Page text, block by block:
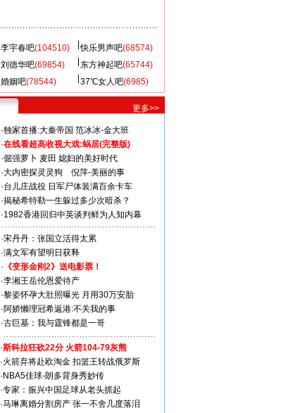
李宇春吧(104510) 快乐男声吧(68574)
刘德华吧(69854) 东方神起吧(65744)
婚姻吧(78544) 37℃女人吧(6985)
更多>>
·独家首播:大秦帝国 范冰冰-金大班
·在线看超高收视大戏:蜗居(完整版)
·倔强萝卜 麦田 媳妇的美好时代
·大内密探灵灵狗
倪萍-美丽的事
·台儿庄战役 日军尸体装满百余卡车
·揭秘希特勒一生躲过多少次暗杀？
·1982香港回归中英谈判鲜为人知内幕
·宋丹丹：张国立活得太累
·满文军有望明日获释
· 《变形金刚2》送电影票！
·李湘王岳伦恩爱待产
·黎姿怀孕大肚照曝光 月用30万安胎
·阿娇懒理冠希返港:不关我的事
·古巨基：我与霆锋都是一哥
·斯科拉狂砍22分 火箭104-79灰熊
·火箭弃将赴欧淘金 扣篮王转战俄罗斯
· NBA5佳球-朗多背身秀妙传
·专家：振兴中国足球从老头抓起
·马琳离婚分割房产 张一不舍几度落泪